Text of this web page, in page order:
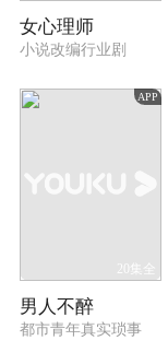
女心理师
小说改编行业剧
APP
20集全
男人不醉
都市青年真实琐事